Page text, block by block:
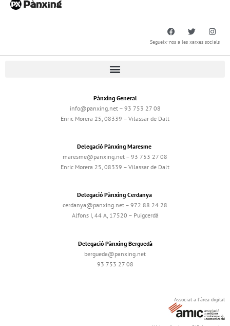
Segueix-nos a les xarxes socials
Pànxing General
info@panxing.net – 93 753 27 08
Enric Morera 25, 08339 – Vilassar de Dalt
Delegació Pànxing Maresme
maresme@panxing.net – 93 753 27 08
Enric Morera 25, 08339 – Vilassar de Dalt
Delegació Pànxing Cerdanya
cerdanya@panxing.net – 972 88 24 28
Alfons I, 44 A, 17520 – Puigcerdà
Delegació Pànxing Berguedà
bergueda@panxing.net
93 753 27 08
Associat a l'àrea digital